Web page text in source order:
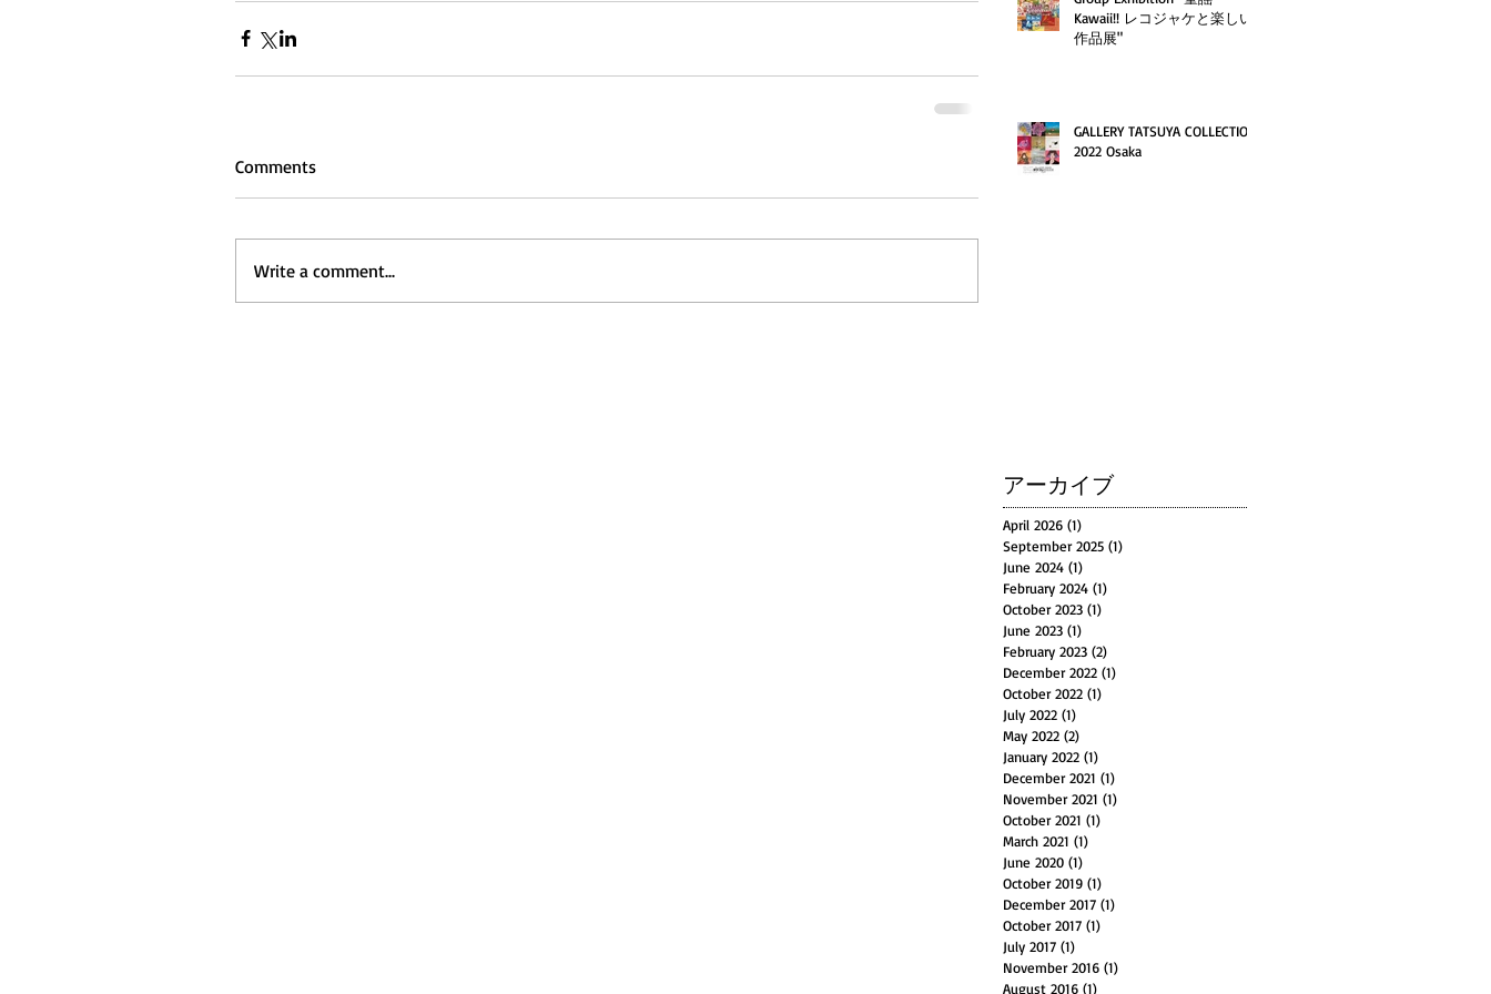
Comments
Write a comment...
Kawaii!! レコジャケと楽しい
作品展"
GALLERY TATSUYA COLLECTION
2022 Osaka
アーカイブ
April 2026 (1)
September 2025 (1)
June 2024 (1)
February 2024 (1)
October 2023 (1)
June 2023 (1)
February 2023 (2)
December 2022 (1)
October 2022 (1)
July 2022 (1)
May 2022 (2)
January 2022 (1)
December 2021 (1)
November 2021 (1)
October 2021 (1)
March 2021 (1)
June 2020 (1)
October 2019 (1)
December 2017 (1)
October 2017 (1)
July 2017 (1)
November 2016 (1)
August 2016 (1)